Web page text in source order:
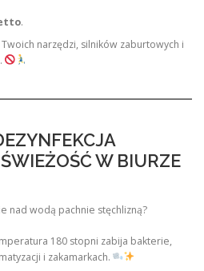
.
Twoich narzędzi, silników zaburtowych i
W BIURZE
nad wodą pachnie stęchlizną?
180 stopni zabija bakterie,
i zakamarkach.